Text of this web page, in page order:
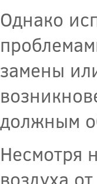
Однако
замены
должным
Несмотря